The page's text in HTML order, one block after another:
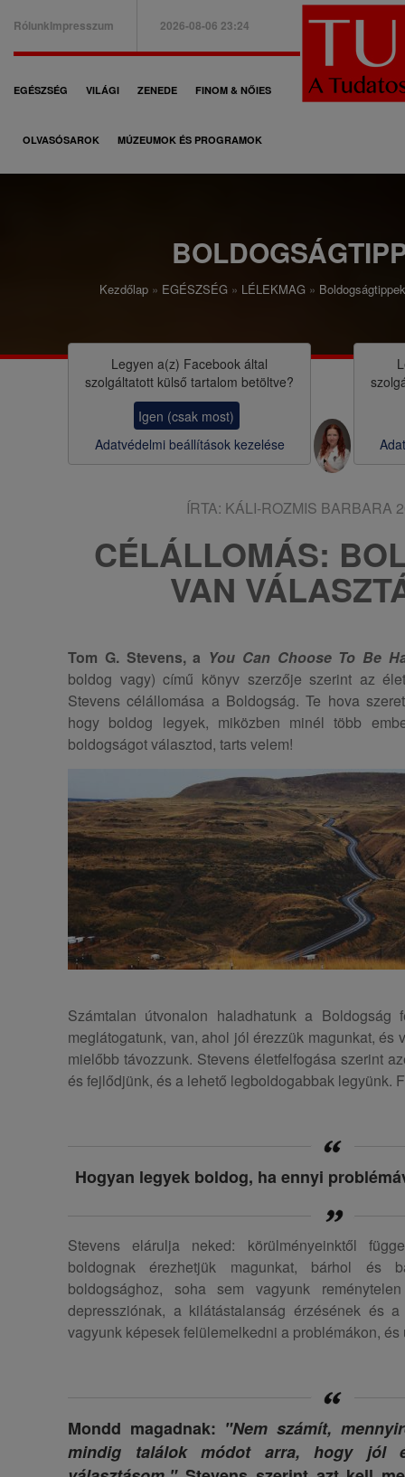
B
a
e
n
RólunkImpresszum 2026-08-06 23:24
F
ő
i
EGÉSZSÉG VILÁGI ZENEDE FINOM & NŐIES
OLVASÓSAROK MÚZEUMOK ÉS PROGRAMOK
o
Kezdőlap EGÉSZSÉG LÉLEKMAG
Legyen a(z) Facebook által
szolgáltatott külső tartalom betöltve?
Igen (csak most)
Adatvédelmi beállítások kezelése
ÍRTA: KÁLI-ROZMIS BARBARA
CÉLÁLLOMÁS:
VAN
Tom G. Stevens, a You Can Choose To Be
boldog vagy) című könyv szerzője szerint az
Stevens célállomása a Boldogság. Te hova
hogy boldog legyek, miközben minél több
boldogságot választod, tarts velem!
Számtalan útvonalon haladhatunk a
meglátogatunk, van, ahol jól érezzük magunkat, és
mielőbb távozzunk. Stevens életfelfogása szerint
és fejlődjünk, és a lehető legboldogabbak legyünk.
Hogyan legyek boldog, ha ennyi
Stevens elárulja neked: körülményeinktől
boldognak érezhetjük magunkat, bárhol és
boldogsághoz, soha sem vagyunk
depressziónak, a kilátástalanság érzésének és
vagyunk képesek felülemelkedni a problémákon,
Mondd magadnak: "Nem számít,
mindig találok módot arra, hogy jól